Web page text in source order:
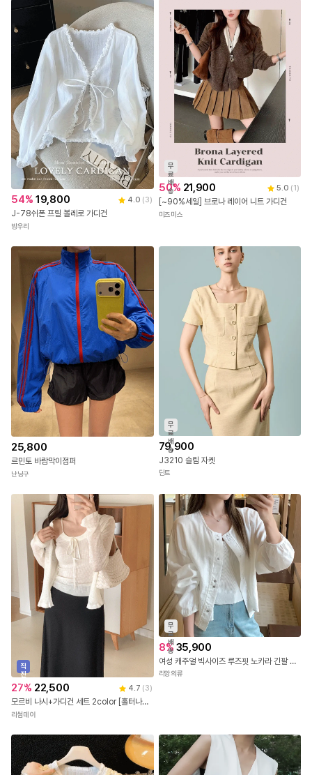
54% 19,800 4.0 (3)
J-78쉬폰 프릴 볼레로 가디건
방우리
무
료
배
송
50% 21,900 5.0 (1 )
[~90%세일] 브로나 레이어 니트 가디건
미즈미스
25,800
르민토 바람막이점퍼
난닝구
무
료
배
송
79,900
J3210 슬림 자켓
딘트
직
진
배
송
27% 22,500 4.7 (3)
모르비 나시+가디건 세트 2color [홀터나시/골지/리본/슬림/여름가디건/시스루/라운드/여름/하객룩/데일리룩/ 데이트룩/휴양지/휴가룩/데이트룩/나들이룩/페미닌/여리무드/청순]
리썸데이
무
료
배
송
8% 35,900
여성 캐주얼 빅사이즈 루즈핏 노카라 긴팔 린넨 자켓 가디건
리앙의류